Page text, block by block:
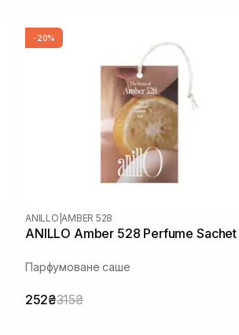
-20%
ANILLO AMBER 528
ANILLO Amber 528 Perfume Sachet
Парфумоване саше
252₴315₴